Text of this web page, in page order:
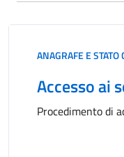
ANAGRAFE E STATO
Accesso ai
Procedimento di